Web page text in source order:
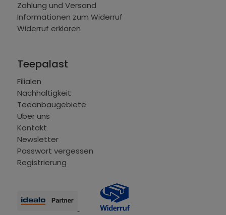
Zahlung und Versand
Informationen zum Widerruf
Widerruf erklären
Teepalast
Filialen
Nachhaltigkeit
Teeanbaugebiete
Über uns
Kontakt
Newsletter
Passwort vergessen
Registrierung